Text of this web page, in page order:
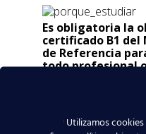
Es obligatoria la
certificado B1 del
de Referencia
todo profesional
cuatro millones de
eligen realizar los
Utilizamos